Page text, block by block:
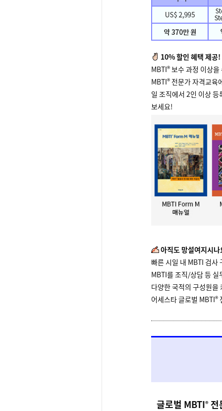
10% 할인 혜택 제공!
MBTI®보수 과정 이상
MBTI® 전문가 자격교육
일 조직에서 2인 이상
보세요!
아직도 망설여지시나
빠른 시일 내 MBTI 검사
MBTI를 조직/상담 등
다양한 국적의 구성원
어세스타 글로벌 MBTI®
글로벌 MBTI®전